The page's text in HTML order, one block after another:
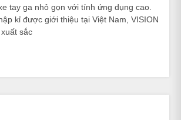
tay ga nhỏ gọn với tính ứng dụng cao.
kỉ được giới thiệu tại Việt Nam, VISION
sắc